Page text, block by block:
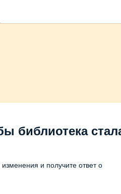
библиотека
и получите ответ о